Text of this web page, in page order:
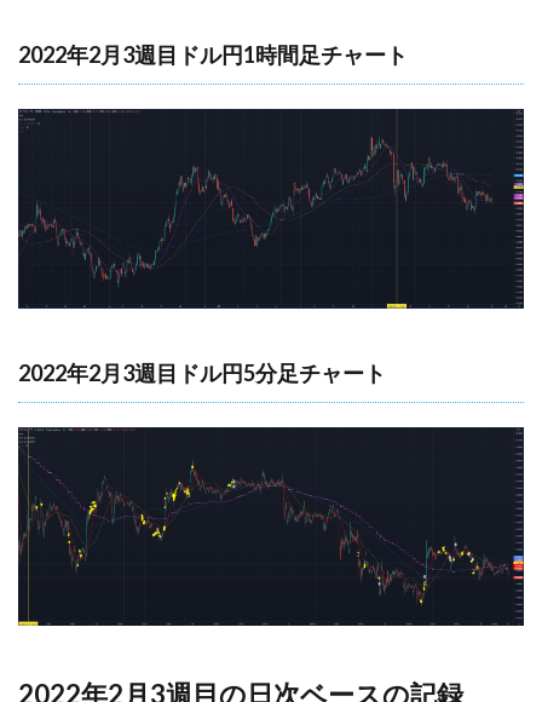
2022年2月3週目ドル円1時間足チャート
2022年2月3週目ドル円5分足チャート
2022年2月3週目の日次ベースの記録